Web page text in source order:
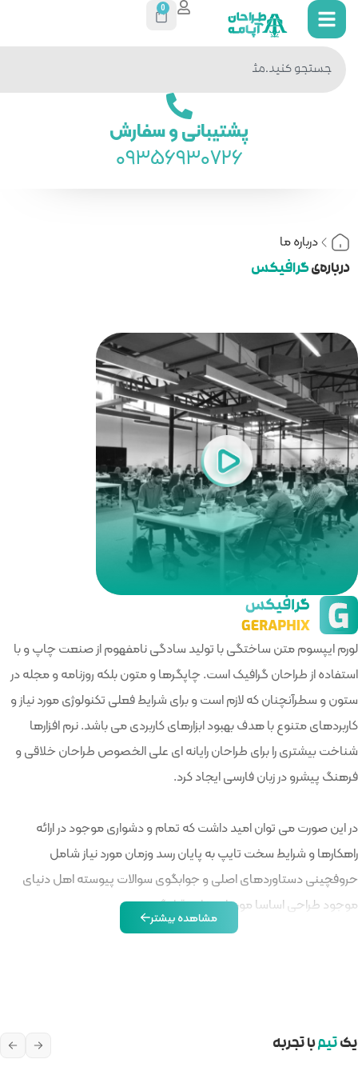
سادگی نامفهوم از صنعت چاپ و با
و متون بلکه روزنامه و مجله در
شرایط فعلی تکنولوژی مورد نیاز و
کاربردی می باشد. نرم افزارها
ای علی الخصوص طراحان خلاقی و
و دشواری موجود در ارائه
رسد وزمان مورد نیاز شامل
سوالات پیوسته اهل دنیای
گیرد.